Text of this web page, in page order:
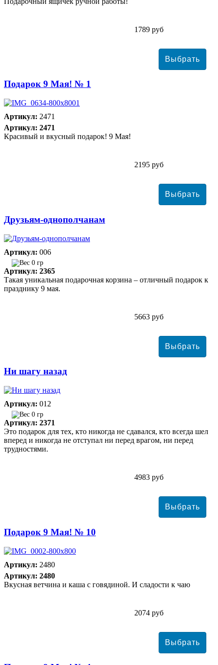
1789 руб
Подарок 9 Мая! № 1
Артикул: 2471
Артикул: 2471
Красивый и вкусный подарок! 9 Мая!
2195 руб
Друзьям-однополчанам
Артикул: 006
0 гр
Артикул: 2365
Такая уникальная подарочная корзина – отличный подарок к
празднику 9 мая.
5663 руб
Ни шагу назад
Артикул: 012
0 гр
Артикул: 2371
Это подарок для тех, кто никогда не сдавался, кто всегда шел
вперед и никогда не отступал ни перед врагом, ни перед
трудностями.
4983 руб
Подарок 9 Мая! № 10
Артикул: 2480
Артикул: 2480
Вкусная ветчина и каша с говядиной. И сладости к чаю
2074 руб